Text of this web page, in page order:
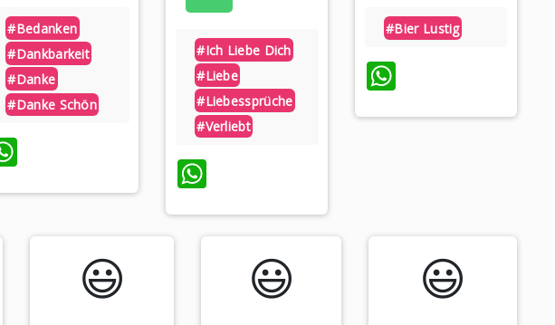
#bedanken
#dankbarkeit
#danke
#danke Schön
WhatsApp
#ich Liebe Dich
#liebe
#liebessprüche
#verliebt
WhatsApp
#bier Lustig
WhatsApp
😃️ 😃️ 😃️